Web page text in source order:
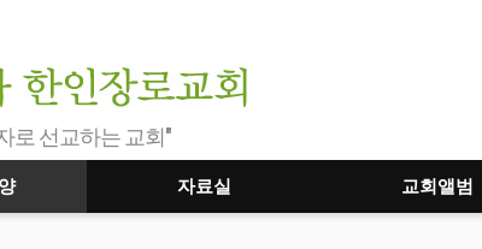
로 선교하는 교회"
자료실 교회앨범